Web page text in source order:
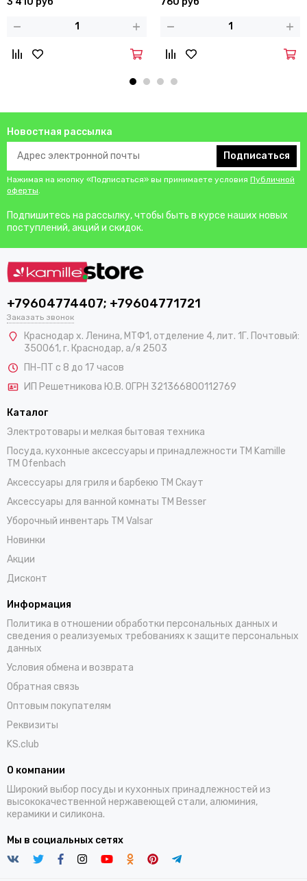
Новостная рассылка
Подписаться
Нажимая на кнопку «Подписаться» вы принимаете условия Публичной
оферты.
Подпишитесь на рассылку, чтобы быть в курсе наших новых
поступлений, акций и скидок.
+79604774407; +79604771721
Заказать звонок
Краснодар х. Ленина, МТФ1, отделение 4, лит. 1Г. Почтовый:
350061, г. Краснодар, а/я 2503
ПН-ПТ с 8 до 17 часов
ИП Решетникова Ю.В. ОГРН 321366800112769
Каталог
Электротовары и мелкая бытовая техника
Посуда, кухонные аксессуары и принадлежности TM Kamille
TM Ofenbach
Аксессуары для гриля и барбекю TM Скаут
Аксессуары для ванной комнаты TM Besser
Уборочный инвентарь TM Valsar
Новинки
Акции
Дисконт
Информация
Политика в отношении обработки персональных данных и
сведения о реализуемых требованиях к защите персональных
данных
Условия обмена и возврата
Обратная связь
Оптовым покупателям
Реквизиты
KS.club
О компании
Широкий выбор посуды и кухонных принадлежностей из
высококачественной нержавеющей стали, алюминия,
керамики и силикона.
Мы в социальных сетях